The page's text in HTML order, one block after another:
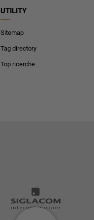
UTILITY
Sitemap
Tag directory
Top ricerche